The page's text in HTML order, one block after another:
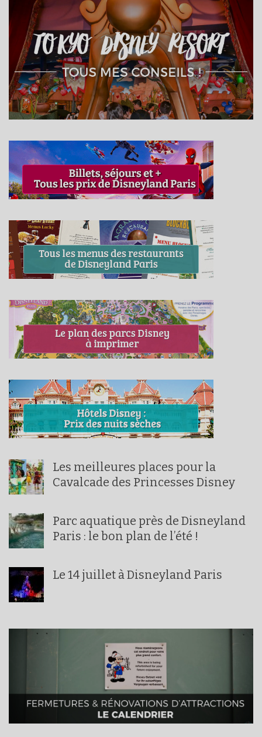
Les meilleures places pour la
Cavalcade des Princesses Disney
Parc aquatique près de Disneyland
Paris : le bon plan de l’été !
Le 14 juillet à Disneyland Paris